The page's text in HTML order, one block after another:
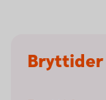
Bryttider